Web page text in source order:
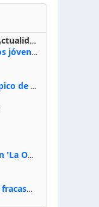
El Observador de la Actualidad
El agradecimiento de los jóvenes al Papa: «Hoy nos sentimos Iglesia»
Goran Tomašević, olímpico de waterpolo: «Al terminar el Camino de Santiago entregué mi vida a Cristo; hablé con Dios y le dije: ‘Estoy listo; estoy a tu servicio. Puedo llevar lo que sea necesario para ti’»
Tres horas atrapado con 'La Odisea' de Nolan
Lo que aprendimos del fracaso al emprender